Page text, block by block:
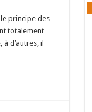
principe des
totalement
d’autres, il